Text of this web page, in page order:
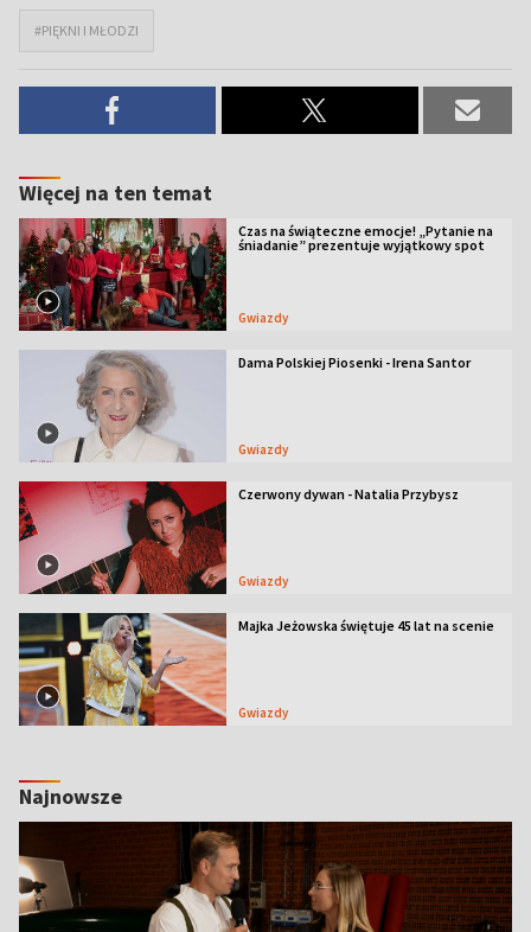
#PIĘKNI I MŁODZI
Więcej na ten temat
Czas na świąteczne emocje! „Pytanie na
śniadanie” prezentuje wyjątkowy spot
Gwiazdy
Dama Polskiej Piosenki - Irena Santor
Gwiazdy
Czerwony dywan - Natalia Przybysz
Gwiazdy
Majka Jeżowska świętuje 45 lat na scenie
Gwiazdy
Najnowsze